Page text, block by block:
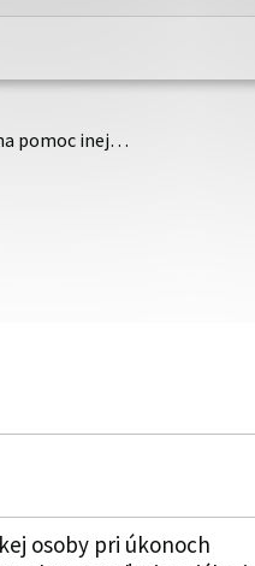
stránka vždy začína
sídla.
pomoc inej…
osoby pri úkonoch